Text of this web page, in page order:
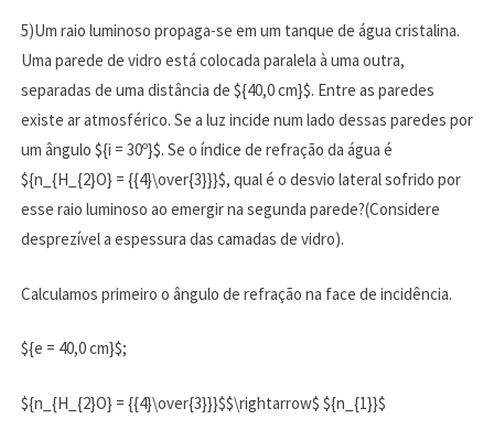
5)Um raio luminoso propaga-se em um tanque de água cristalina.
Uma parede de vidro está colocada paralela à uma outra,
separadas de uma distância de ${40,0 cm}$. Entre as paredes
existe ar atmosférico. Se a luz incide num lado dessas paredes por
um ângulo ${i = 30º}$. Se o índice de refração da água é
${n_{H_{2}O} = {{4}\over{3}}}$, qual é o desvio lateral sofrido por
esse raio luminoso ao emergir na segunda parede?(Considere
desprezível a espessura das camadas de vidro).
Calculamos primeiro o ângulo de refração na face de incidência.
${e = 40,0 cm}$;
${n_{H_{2}O} = {{4}\over{3}}}$$\rightarrow$ ${n_{1}}$